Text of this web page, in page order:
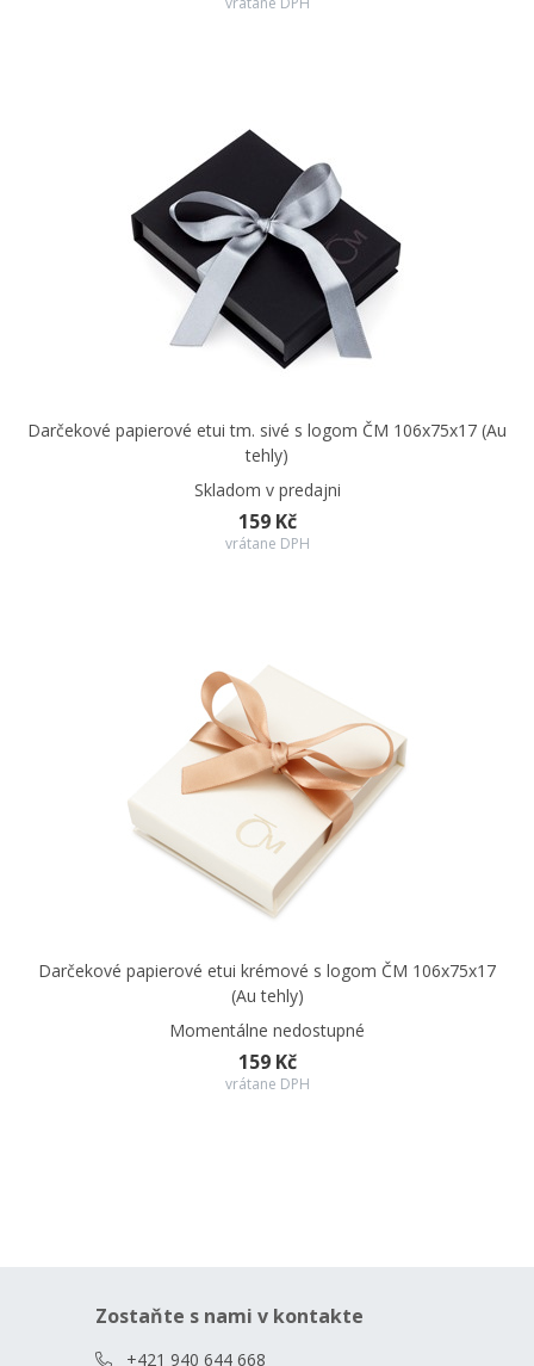
Darčekové papierové etui tm. sivé s logom ČM 106x75x17 (Au
tehly)
Skladom v predajni
159 Kč
vrátane DPH
Darčekové papierové etui krémové s logom ČM 106x75x17
(Au tehly)
Momentálne nedostupné
159 Kč
vrátane DPH
Zostaňte s nami v kontakte
+421 940 644 668